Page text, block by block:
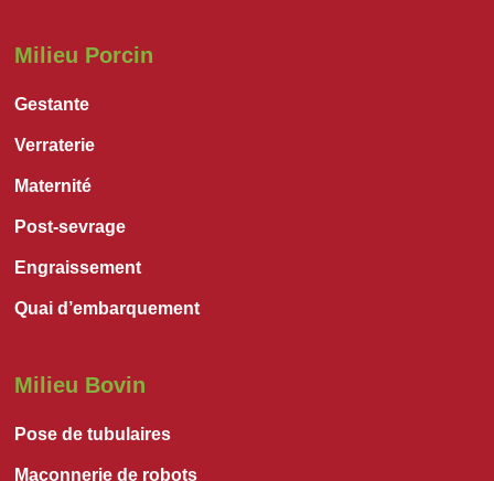
Milieu Porcin
Gestante
Verraterie
Maternité
Post-sevrage
Engraissement
Quai d’embarquement
Milieu Bovin
Pose de tubulaires
Maçonnerie de robots